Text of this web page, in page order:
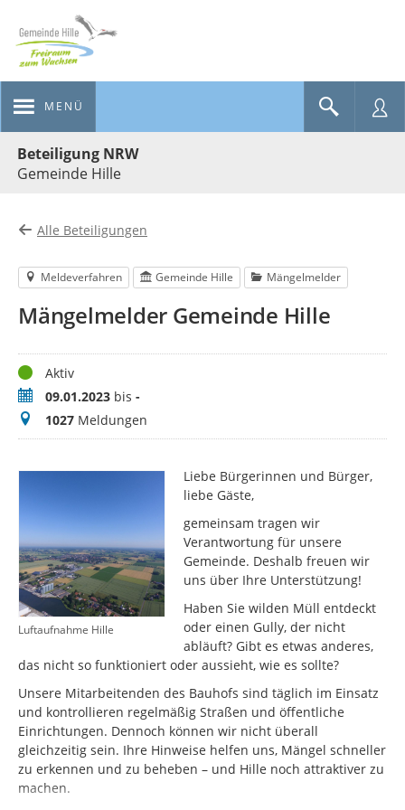
MENÜ
Beteiligung NRW
Gemeinde Hille
Alle Beteiligungen
Meldeverfahren Gemeinde Hille Mängelmelder
Mängelmelder Gemeinde Hille
StatusAktiv
Zeitraum09.01.2023 bis -
Meldungen
1027 Meldungen
Luftaufnahme Hille
Liebe Bürgerinnen und Bürger,
liebe Gäste,
gemeinsam tragen wir
Verantwortung für unsere
Gemeinde. Deshalb freuen wir
uns über Ihre Unterstützung!
Haben Sie wilden Müll entdeckt
oder einen Gully, der nicht
abläuft? Gibt es etwas anderes,
das nicht so funktioniert oder aussieht, wie es sollte?
Unsere Mitarbeitenden des Bauhofs sind täglich im Einsatz
und kontrollieren regelmäßig Straßen und öffentliche
Einrichtungen. Dennoch können wir nicht überall
gleichzeitig sein. Ihre Hinweise helfen uns, Mängel schneller
zu erkennen und zu beheben – und Hille noch attraktiver zu
machen.